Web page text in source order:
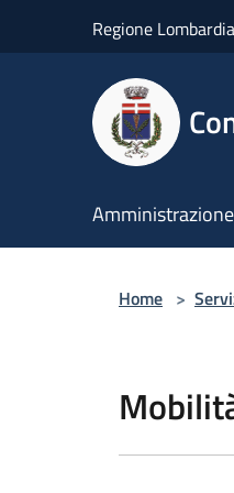
Regione Lombardia
Amministrazione
Home >